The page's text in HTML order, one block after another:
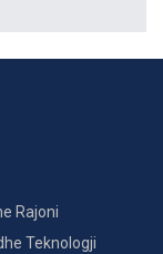
Rajoni
Teknologji